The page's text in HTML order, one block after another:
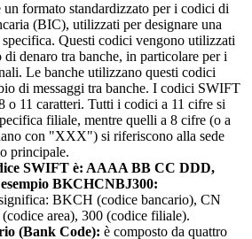
formato standardizzato per i codici di
(BIC), utilizzati per designare una
Questi codici vengono utilizzati
denaro tra banche, in particolare per i
Le banche utilizzano questi codici
di messaggi tra banche. I codici SWIFT
o 11 caratteri. Tutti i codici a 11 cifre si
filiale, mentre quelli a 8 cifre (o a
con "XXX") si riferiscono alla sede
principale.
SWIFT è: AAAA BB CC DDD,
BKCHCNBJ300:
BKCH (codice bancario), CN
area), 300 (codice filiale).
(Bank Code): è composto da quattro